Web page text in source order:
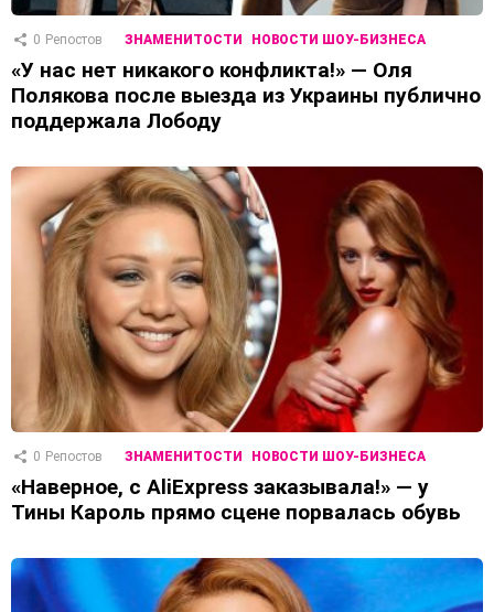
0 Репостов ЗНАМЕНИТОСТИ НОВОСТИ ШОУ-БИЗНЕСА
«У нас нет никакого конфликта!» — Оля
Полякова после выезда из Украины публично
поддержала Лободу
0 Репостов ЗНАМЕНИТОСТИ НОВОСТИ ШОУ-БИЗНЕСА
«Наверное, с AliExpress заказывала!» — у
Тины Кароль прямо сцене порвалась обувь